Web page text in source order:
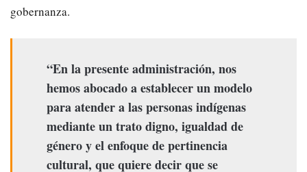
gobernanza.
“En la presente administración, nos
hemos abocado a establecer un modelo
para atender a las personas indígenas
mediante un trato digno, igualdad de
género y el enfoque de pertinencia
cultural, que quiere decir que se